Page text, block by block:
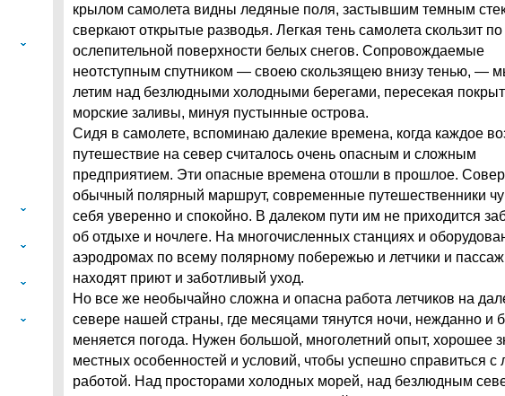
крылом самолета видны ледяные поля, застывшим темным
сверкают открытые разводья. Легкая тень самолета скользит по
ослепительной поверхности белых снегов. Сопровождаемые
неотступным спутником — своею скользящею внизу тенью, —
летим над безлюдными холодными берегами, пересекая
морские заливы, минуя пустынные острова.
Сидя в самолете, вспоминаю далекие времена, когда каждое
путешествие на север считалось очень опасным и сложным
предприятием. Эти опасные времена отошли в прошлое.
обычный полярный маршрут, современные путешественники
себя уверенно и спокойно. В далеком пути им не приходится
об отдыхе и ночлеге. На многочисленных станциях и
аэродромах по всему полярному побережью и летчики и
находят приют и заботливый уход.
Но все же необычайно сложна и опасна работа летчиков на
севере нашей страны, где месяцами тянутся ночи, нежданно и
меняется погода. Нужен большой, многолетний опыт, хорошее
местных особенностей и условий, чтобы успешно справиться с
работой. Над просторами холодных морей, над безлюдным